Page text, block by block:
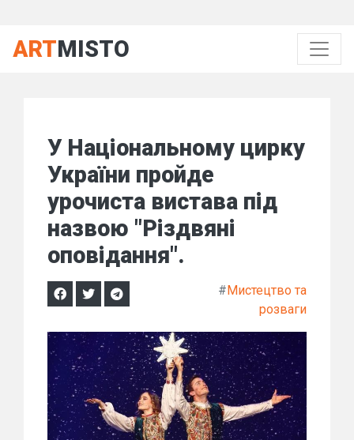
ARTMISTO
У Національному цирку
України пройде
урочиста вистава під
назвою "Різдвяні
оповідання".
#Мистецтво та
розваги